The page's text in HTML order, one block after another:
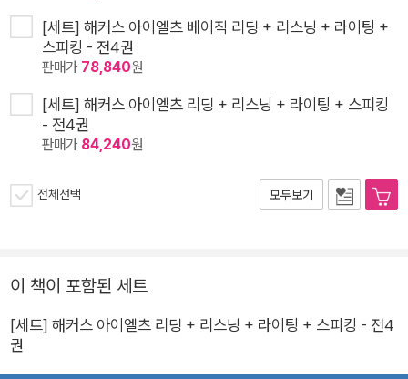
[세트] 해커스 아이엘츠 베이직 리딩 + 리스닝 + 라이팅 +
스피킹 - 전4권
판매가 78,840원
[세트] 해커스 아이엘츠 리딩 + 리스닝 + 라이팅 + 스피킹
- 전4권
판매가 84,240원
전체선택 모두보기
이 책이 포함된 세트
[세트] 해커스 아이엘츠 리딩 + 리스닝 + 라이팅 + 스피킹 - 전4
권